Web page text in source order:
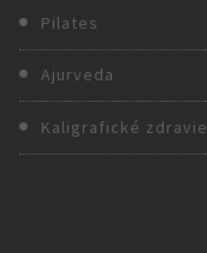
Pilates
Ajurveda
Kaligrafické zdravie